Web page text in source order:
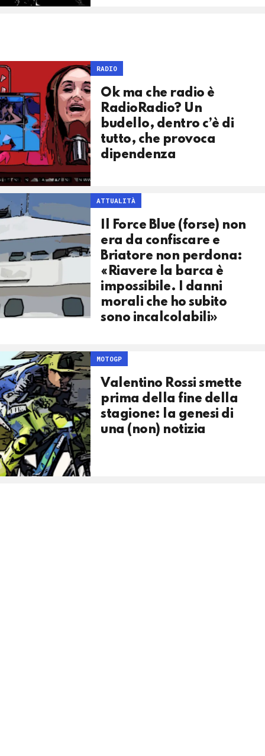
RADIO
Ok ma che radio è
RadioRadio? Un
budello, dentro c’è di
tutto, che provoca
dipendenza
ATTUALITÀ
Il Force Blue (forse) non
era da confiscare e
Briatore non perdona:
«Riavere la barca è
impossibile. I danni
morali che ho subito
sono incalcolabili»
MOTOGP
Valentino Rossi smette
prima della fine della
stagione: la genesi di
una (non) notizia